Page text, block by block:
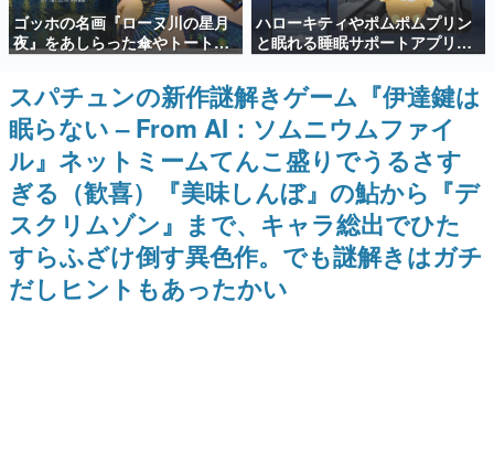
新世代に訊く
これからのデジタルゲーム市場を担う若きクリエイター達
の姿を追い、彼らのルーツと情熱を探っていきます。
ゲーム世代の作家たち
ゲームに多大な影響を受けた作家さんに取材し、ゲームが
日本のコンテンツ産業やカルチャーに与えた影響を探る企
画です。
日本モバイルゲーム産業史
日本のモバイルゲーム史における主要なトピック・タイト
ルを網羅するほか、開発者へのインタビューや識者による
解説を掲載。約20年の歴史が一望できる決定版！
若ゲのいたり〜ゲームクリエイターの青春〜
『うつヌケ』『ペンと箸』等で知られるマンガ家・田中圭
ゴッホの名画『ローヌ川の星月
夜』をあしらった傘やトートバ
ッグなどが登場。8月7日21時よ
り2日間限定で予約販売
ハローキティやポムポムプリン
と眠れる睡眠サポートアプリ
『ゆめたび』が配信中。キャラ
ごとのASMRや目覚ましアラー
ムも搭載
スパチュンの新作謎解きゲーム『伊達鍵は
眠らない – From AI：ソムニウムファイ
ル』ネットミームてんこ盛りでうるさす
ぎる（歓喜）『美味しんぼ』の鮎から『デ
スクリムゾン』まで、キャラ総出でひた
すらふざけ倒す異色作。でも謎解きはガチ
だしヒントもあったかい